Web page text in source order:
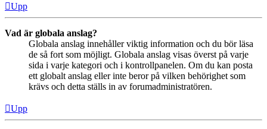
Upp
Vad är globala anslag?
Globala anslag innehåller viktig information och du bör läsa
de så fort som möjligt. Globala anslag visas överst på varje
sida i varje kategori och i kontrollpanelen. Om du kan posta
ett globalt anslag eller inte beror på vilken behörighet som
krävs och detta ställs in av forumadministratören.
Upp